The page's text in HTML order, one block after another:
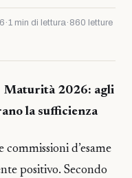
·1 min di lettura· 860 letture
Maturità 2026: agli
la sufficienza
d’esame
positivo. Secondo